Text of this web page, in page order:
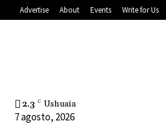
Advertise About Events Write for Us
2.3 C Ushuaia
7 agosto, 2026